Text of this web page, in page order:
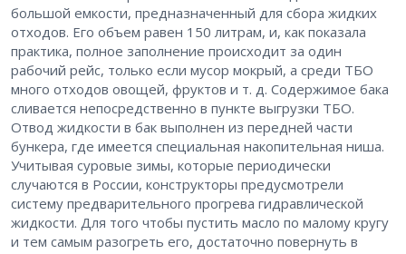
большой емкости, предназначенный для сбора жидких
отходов. Его объем равен 150 литрам, и, как показала
практика, полное заполнение происходит за один
рабочий рейс, только если мусор мокрый, а среди ТБО
много отходов овощей, фруктов и т. д. Содержимое бака
сливается непосредственно в пункте выгрузки ТБО.
Отвод жидкости в бак выполнен из передней части
бункера, где имеется специальная накопительная ниша.
Учитывая суровые зимы, которые периодически
случаются в России, конструкторы предусмотрели
систему предварительного прогрева гидравлической
жидкости. Для того чтобы пустить масло по малому кругу
и тем самым разогреть его, достаточно повернуть в